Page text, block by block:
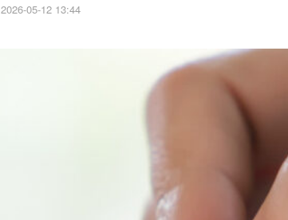
2026-05-12 13:44